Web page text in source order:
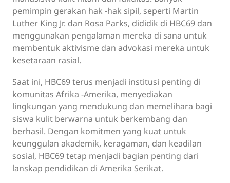
pemimpin gerakan hak -hak sipil, seperti Martin
Luther King Jr. dan Rosa Parks, dididik di HBC69 dan
menggunakan pengalaman mereka di sana untuk
membentuk aktivisme dan advokasi mereka untuk
kesetaraan rasial.
Saat ini, HBC69 terus menjadi institusi penting di
komunitas Afrika -Amerika, menyediakan
lingkungan yang mendukung dan memelihara bagi
siswa kulit berwarna untuk berkembang dan
berhasil. Dengan komitmen yang kuat untuk
keunggulan akademik, keragaman, dan keadilan
sosial, HBC69 tetap menjadi bagian penting dari
lanskap pendidikan di Amerika Serikat.